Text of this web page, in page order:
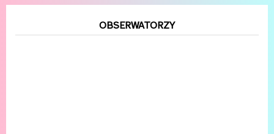
OBSERWATORZY